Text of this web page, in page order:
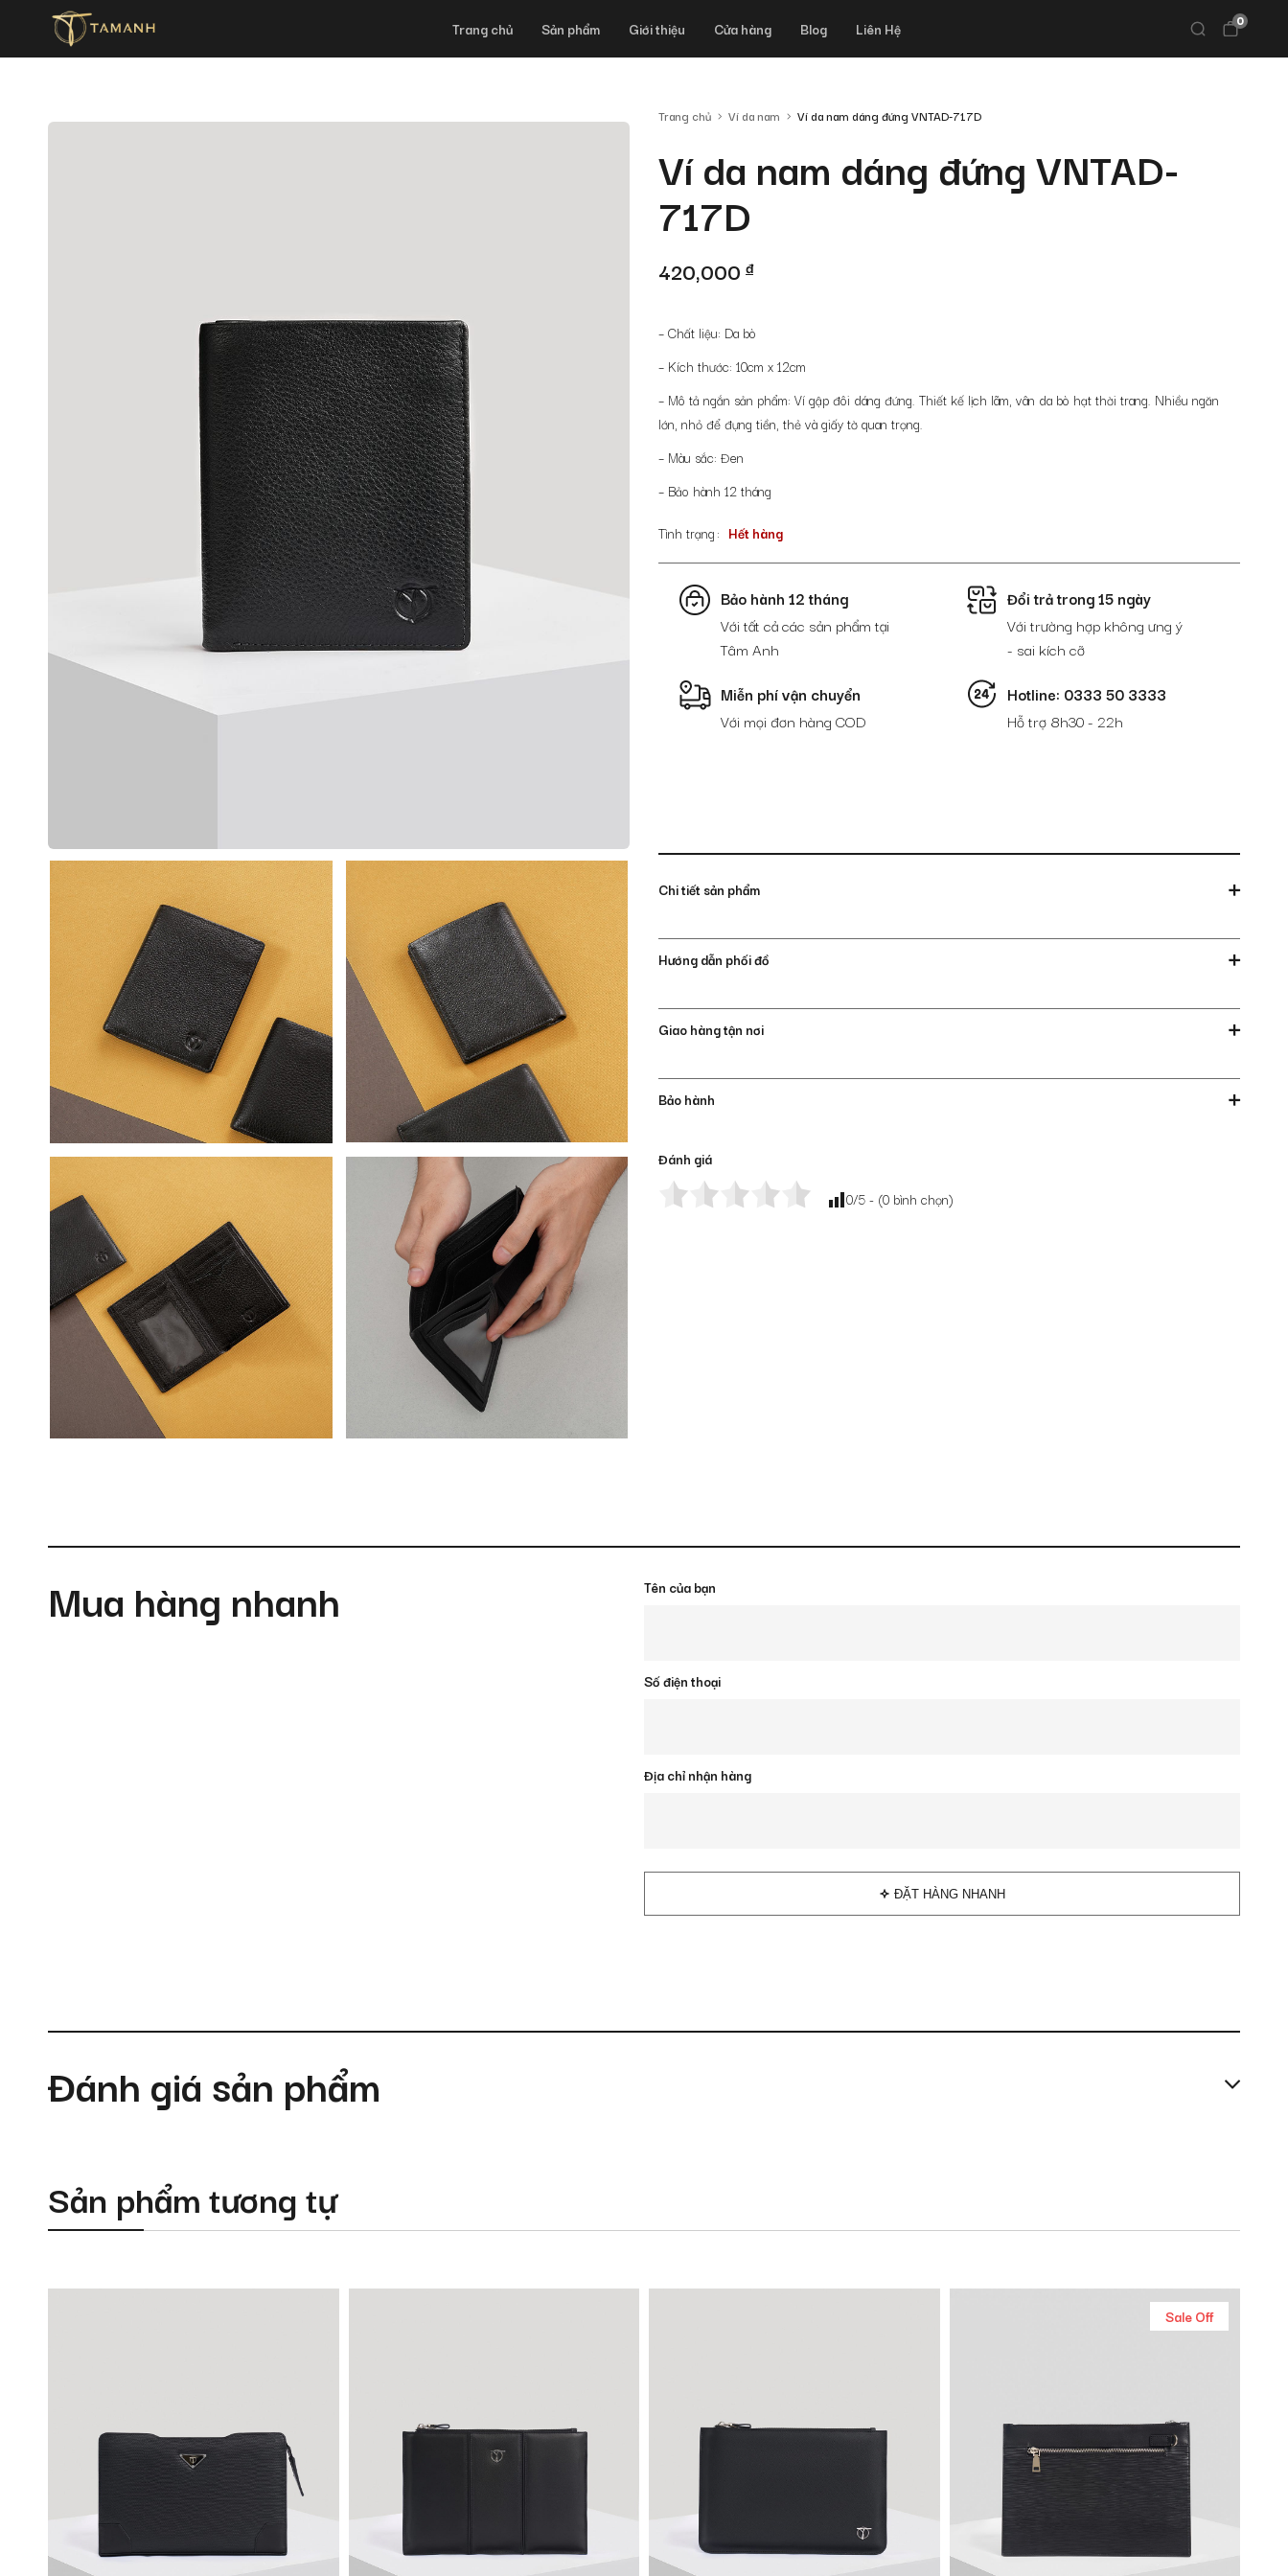
Trang chủ Sản phẩm Giới thiệu Cửa hàng Blog Liên Hệ 0
Trang chủ Ví da nam Ví da nam dáng đứng VNTAD-717D
Ví da nam dáng đứng VNTAD-
717D
420,000 đ
– Chất liệu: Da bò
– Kích thước: 10cm x 12cm
– Mô tả ngắn sản phẩm: Ví gập đôi dáng đứng. Thiết kế lịch lãm, vân da bò hạt thời trang. Nhiều ngăn
lớn, nhỏ để đựng tiền, thẻ và giấy tờ quan trọng.
– Màu sắc: Đen
– Bảo hành 12 tháng
Tình trạng
Hết hàng
Bảo hành 12 tháng
Với tất cả các sản phẩm tại
Tâm Anh
Miễn phí vận chuyển
Với mọi đơn hàng COD
Đổi trả trong 15 ngày
Với trường hợp không ưng ý
- sai kích cỡ
Hotline: 0333 50 3333
Hỗ trợ 8h30 - 22h
Chi tiết sản phẩm
Hướng dẫn phối đồ
Giao hàng tận nơi
Bảo hành
Đánh giá
0/5 - (0 bình chọn)
Mua hàng nhanh Tên của bạn
Số điện thoại
Địa chỉ nhận hàng
ĐẶT HÀNG NHANH
Đánh giá sản phẩm
Sản phẩm tương tự
Sale Off